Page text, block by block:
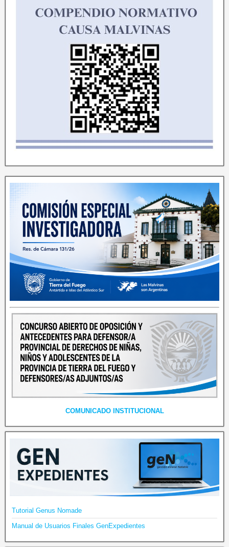
COMUNICADO INSTITUCIONAL
Tutorial Genus Nomade
Manual de Usuarios Finales GenExpedientes